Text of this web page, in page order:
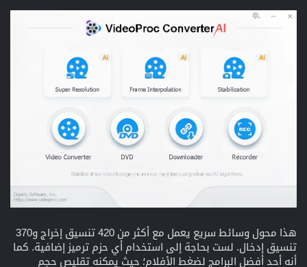
هذا محول وسائط سريع يعمل مع أكثر من 420 تنسيق إخراج و370
تنسيق إدخال. لست بحاجة إلى استخدام أي حزم ترميز إضافية. كما
أنه أحد أفضل البرامج لضغط الأفلام؛ حيث يمكنه تقليص حجم